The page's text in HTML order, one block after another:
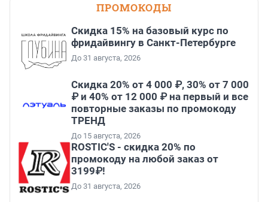
ПРОМОКОДЫ
Скидка 15% на базовый курс по
фридайвингу в Санкт-Петербурге
До 31 августа, 2026
Скидка 20% от 4 000 ₽, 30% от 7 000
₽ и 40% от 12 000 ₽ на первый и все
повторные заказы по промокоду
ТРЕНД
До 15 августа, 2026
ROSTIC'S - скидка 20% по
промокоду на любой заказ от
3199₽!
До 31 августа, 2026